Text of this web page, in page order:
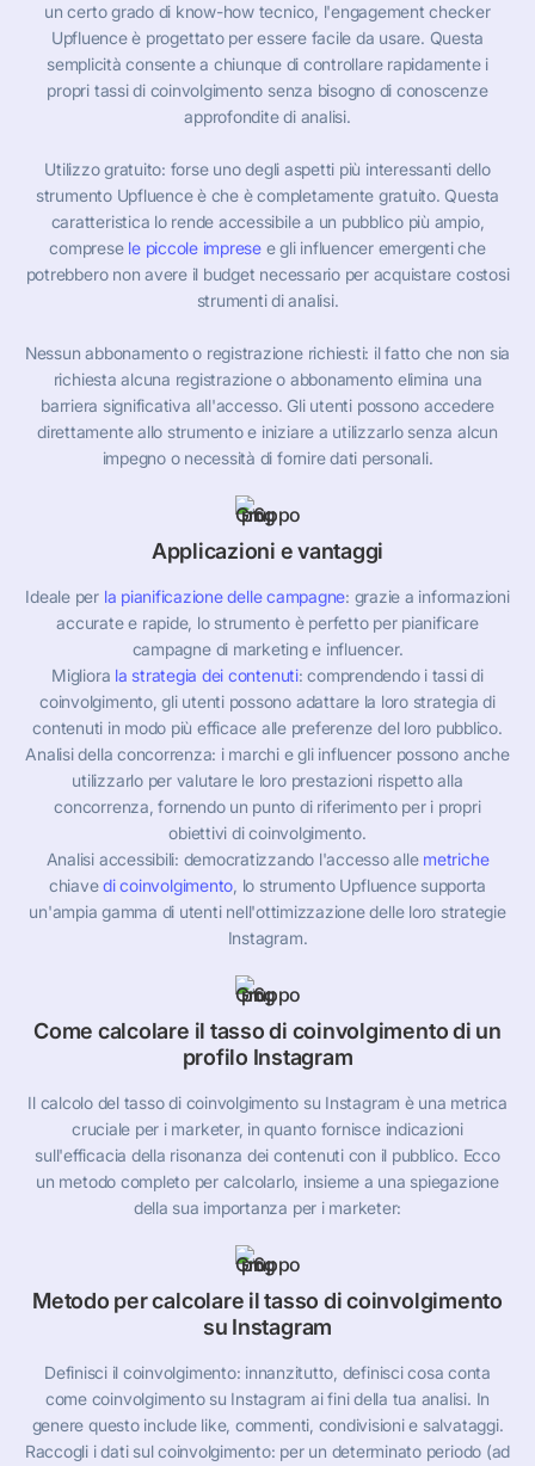
un certo grado di know-how tecnico, l'engagement checker
Upfluence è progettato per essere facile da usare. Questa
semplicità consente a chiunque di controllare rapidamente i
propri tassi di coinvolgimento senza bisogno di conoscenze
approfondite di analisi.
Utilizzo gratuito: forse uno degli aspetti più interessanti dello
strumento Upfluence è che è completamente gratuito. Questa
caratteristica lo rende accessibile a un pubblico più ampio,
comprese le piccole impresee gli influencer emergenti che
potrebbero non avere il budget necessario per acquistare costosi
strumenti di analisi.
Nessun abbonamento o registrazione richiesti: il fatto che non sia
richiesta alcuna registrazione o abbonamento elimina una
barriera significativa all'accesso. Gli utenti possono accedere
direttamente allo strumento e iniziare a utilizzarlo senza alcun
impegno o necessità di fornire dati personali.
Applicazioni e vantaggi
Ideale per la pianificazione delle campagne: grazie a informazioni
accurate e rapide, lo strumento è perfetto per pianificare
campagne di marketing e influencer.
Migliora la strategia dei contenuti: comprendendo i tassi di
coinvolgimento, gli utenti possono adattare la loro strategia di
contenuti in modo più efficace alle preferenze del loro pubblico.
Analisi della concorrenza: i marchi e gli influencer possono anche
utilizzarlo per valutare le loro prestazioni rispetto alla
concorrenza, fornendo un punto di riferimento per i propri
obiettivi di coinvolgimento.
Analisi accessibili: democratizzando l'accesso alle metriche
chiavedi coinvolgimento , lo strumento Upfluence supporta
un'ampia gamma di utenti nell'ottimizzazione delle loro strategie
Instagram.
Come calcolare il tasso di coinvolgimento di un
profilo Instagram
Il calcolo del tasso di coinvolgimento su Instagram è una metrica
cruciale per i marketer, in quanto fornisce indicazioni
sull'efficacia della risonanza dei contenuti con il pubblico. Ecco
un metodo completo per calcolarlo, insieme a una spiegazione
della sua importanza per i marketer:
Metodo per calcolare il tasso di coinvolgimento
su Instagram
Definisci il coinvolgimento: innanzitutto, definisci cosa conta
come coinvolgimento su Instagram ai fini della tua analisi. In
genere questo include like, commenti, condivisioni e salvataggi.
Raccogli i dati sul coinvolgimento: per un determinato periodo (ad